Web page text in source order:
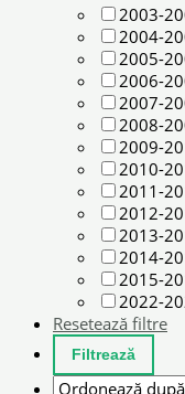
2003-
2004-
2005-
2006-
2007-
2008-
2009-
2010-
2011-
2012-
2013-
2014-
2015-
2022-
Resetează filtre